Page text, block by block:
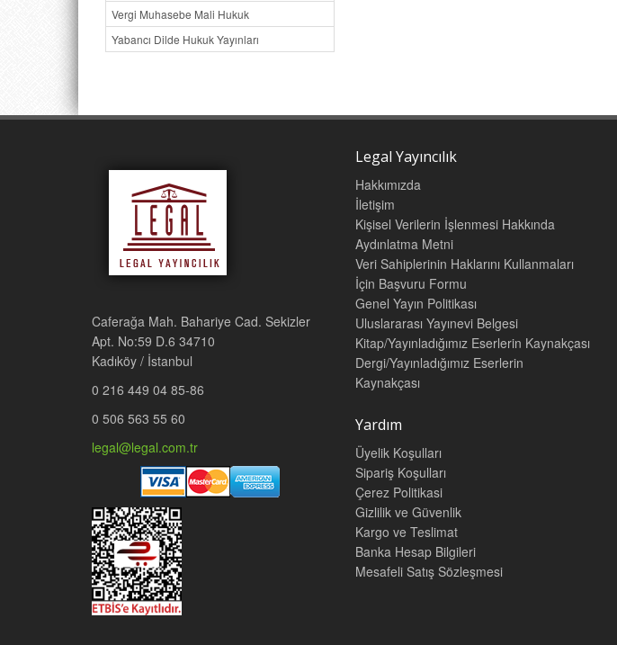
Vergi Muhasebe Mali Hukuk
Yabancı Dilde Hukuk Yayınları
Caferağa Mah. Bahariye Cad. Sekizler
Apt. No:59 D.6 34710
Kadıköy / İstanbul
0 216 449 04 85-86
0 506 563 55 60
legal@legal.com.tr
Legal Yayıncılık
Hakkımızda
İletişim
Kişisel Verilerin İşlenmesi Hakkında
Aydınlatma Metni
Veri Sahiplerinin Haklarını Kullanmaları
İçin Başvuru Formu
Genel Yayın Politikası
Uluslararası Yayınevi Belgesi
Kitap/Yayınladığımız Eserlerin Kaynakçası
Dergi/Yayınladığımız Eserlerin
Kaynakçası
Yardım
Üyelik Koşulları
Sipariş Koşulları
Çerez Politikasi
Gizlilik ve Güvenlik
Kargo ve Teslimat
Banka Hesap Bilgileri
Mesafeli Satış Sözleşmesi